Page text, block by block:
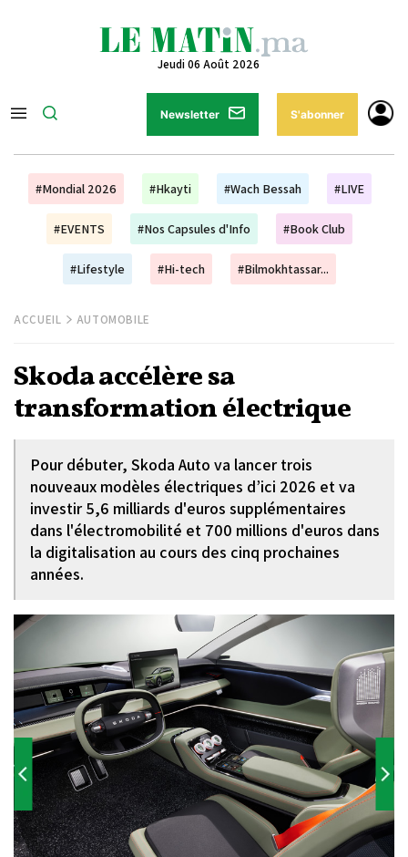
Jeudi 06 Août 2026
Newsletter S'abonner
#Mondial 2026 #Hkayti #Wach Bessah #LIVE
#EVENTS #Nos Capsules d'Info #Book Club
#Lifestyle #Hi-tech #Bilmokhtassar...
ACCUEIL AUTOMOBILE
Skoda accélère sa
transformation électrique
Pour débuter, Skoda Auto va lancer trois
nouveaux modèles électriques d’ici 2026 et va
investir 5,6 milliards d'euros supplémentaires
dans l'électromobilité et 700 millions d'euros dans
la digitalisation au cours des cinq prochaines
années.